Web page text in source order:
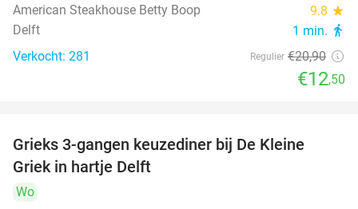
American Steakhouse Betty Boop
9.8 star
Delft 1 min. directions_walk
Verkocht: 281 Regulier €20,90
€12,50
Grieks 3-gangen keuzediner bij De Kleine
Griek in hartje Delft
Wo